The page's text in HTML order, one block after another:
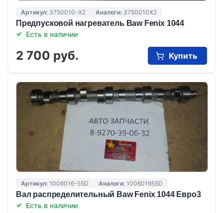
Артикул: 3750010-X2 Аналоги: 3750010X2
Предпусковой нагреватель Baw Fenix 1044
Есть в наличии
2 700 руб. Купить
Артикул: 1006016-55D Аналоги: 100601655D
Вал распределительный Baw Fenix 1044 Евро3
Есть в наличии